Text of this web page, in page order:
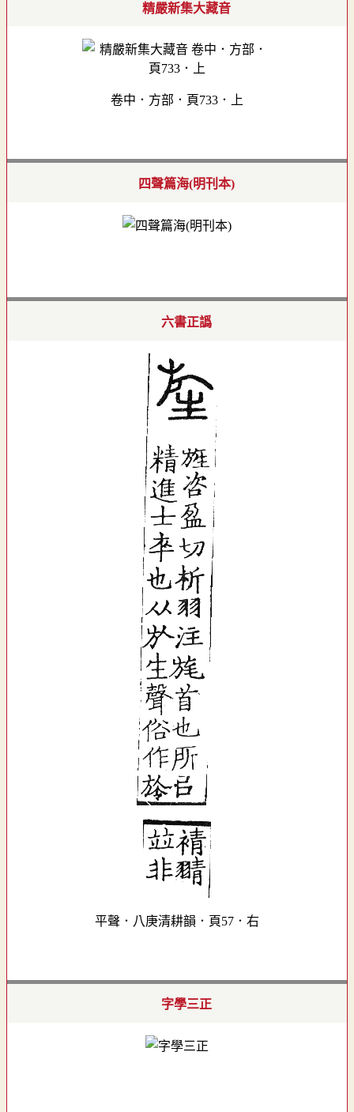
精嚴新集大藏音
卷中．方部．頁733．上
四聲篇海(明刊本)
六書正譌
平聲．八庚清耕韻．頁57．右
字學三正